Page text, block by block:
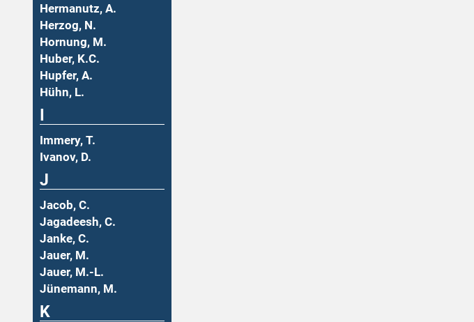
Hermanutz, A.
Herzog, N.
Hornung, M.
Huber, K.C.
Hupfer, A.
Hühn, L.
Immery, T.
Ivanov, D.
J
Jacob, C.
Jagadeesh, C.
Janke, C.
Jauer, M.
Jauer, M.-L.
Jünemann, M.
K